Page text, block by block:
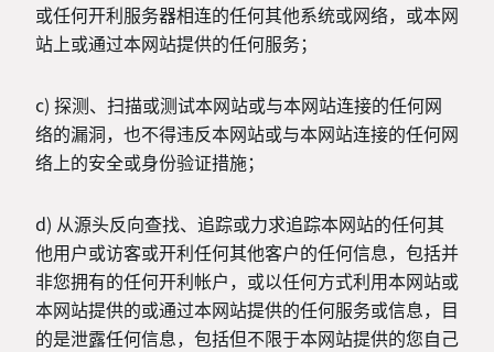
或任何开利服务器相连的任何其他系统或网络，或本网
站上或通过本网站提供的任何服务；
c) 探测、扫描或测试本网站或与本网站连接的任何网
络的漏洞，也不得违反本网站或与本网站连接的任何网
络上的安全或身份验证措施；
d) 从源头反向查找、追踪或力求追踪本网站的任何其
他用户或访客或开利任何其他客户的任何信息，包括并
非您拥有的任何开利帐户，或以任何方式利用本网站或
本网站提供的或通过本网站提供的任何服务或信息，目
的是泄露任何信息，包括但不限于本网站提供的您自己